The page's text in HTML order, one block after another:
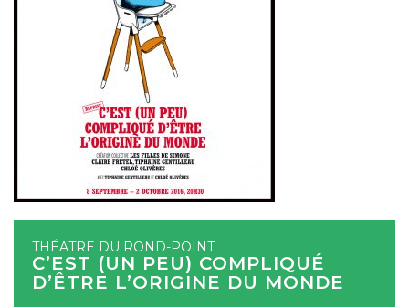
THÉATRE DU ROND-POINT
C’EST (UN PEU) COMPLIQUÉ
D’ÊTRE L’ORIGINE DU MONDE